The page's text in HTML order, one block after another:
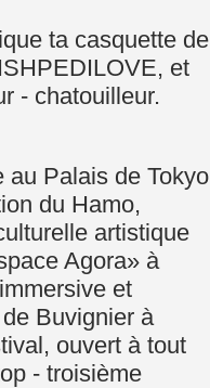
ta casquette de
et
- chatouilleur.
au Palais de Tokyo
du Hamo,
artistique
Agora» à
et
Buvignier à
ouvert à tout
- troisième